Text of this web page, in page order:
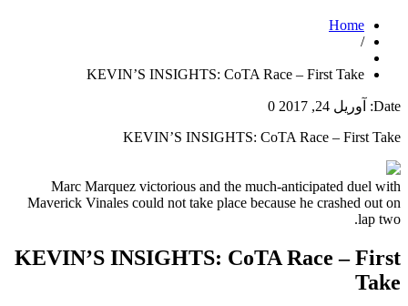
Home
/
KEVIN’S INSIGHTS: CoTA Race – First Take
Date: آوریل 24, 2017
0
KEVIN’S INSIGHTS: CoTA Race – First Take
Marc Marquez victorious and the much-anticipated duel with
Maverick Vinales could not take place because he crashed out on
lap two.
KEVIN’S INSIGHTS: CoTA Race – First
Take